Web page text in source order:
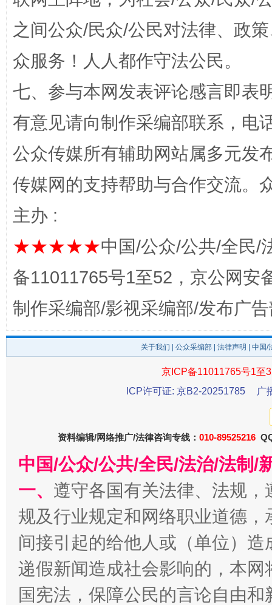
“蜀中异人”王建安的艺术幻境
东山县通报“牛蛙产品抗生素超标问题” 法
千年窑火 生生不息
之间公众/民众/公民对法律、政
众服务！人人都作守法公民。
七、参与本网发表评论感言即表
有意见请向制作采编部联系，电
公众传媒所有辅助网站属多元发
传媒网的支持帮助与合作交流。
主办 :
★★★★★中国/公众/公共/全民/
备11011765号1至52，京公网安
制作采编部/影视采编部/发布广
关于我们 公众采编部 法律声明 | 中国
京ICP备11011765号1至
ICP许可证: 京B2-20251785
广
资料编辑/网络推广/法律咨询专线： 010-89525216
中国/公众/公共/全民/法治/法制/
一、 遵守各国有关法律、法规
规及行业规定和网络职业道德
间接引起的给他人或（单位）
递假新闻造成社会影响的，本
国宪法，保障公民的言论自由